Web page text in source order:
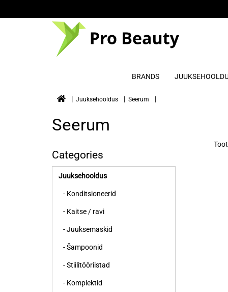
BRANDS
Juuksehooldus Seerum
Seerum
Categories
Juuksehooldus
- Konditsioneerid
- Kaitse / ravi
- Juuksemaskid
- Šampoonid
- Stiilitööriistad
- Komplektid